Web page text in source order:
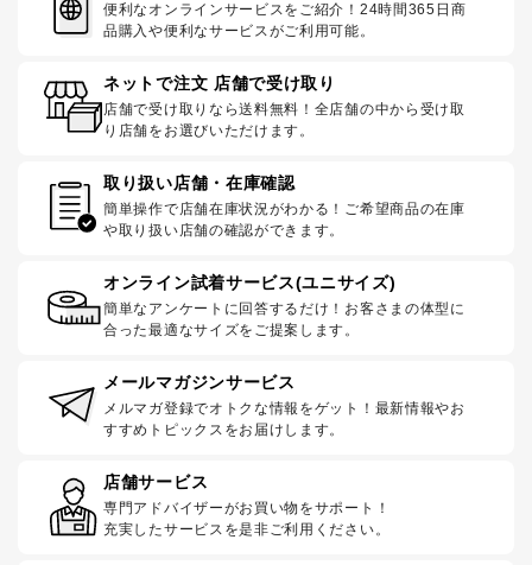
便利なオンラインサービスをご紹介！24時間365日商
品購入や便利なサービスがご利用可能。
ネットで注文 店舗で受け取り
店舗で受け取りなら送料無料！全店舗の中から受け取
り店舗をお選びいただけます。
取り扱い店舗・在庫確認
簡単操作で店舗在庫状況がわかる！ご希望商品の在庫
や取り扱い店舗の確認ができます。
オンライン試着サービス(ユニサイズ)
簡単なアンケートに回答するだけ！お客さまの体型に
合った最適なサイズをご提案します。
メールマガジンサービス
メルマガ登録でオトクな情報をゲット！最新情報やお
すすめトピックスをお届けします。
店舗サービス
専門アドバイザーがお買い物をサポート！
充実したサービスを是非ご利用ください。